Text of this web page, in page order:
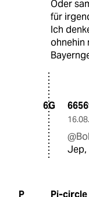
Oder
für
Ich
ohnehin
6G
Jep,
P Pi-circle